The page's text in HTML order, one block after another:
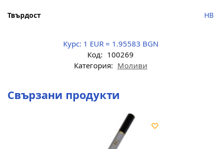
Твърдост HB
Курс: 1 EUR = 1.95583 BGN
Код: 100269
Категория: Моливи
Свързани продукти